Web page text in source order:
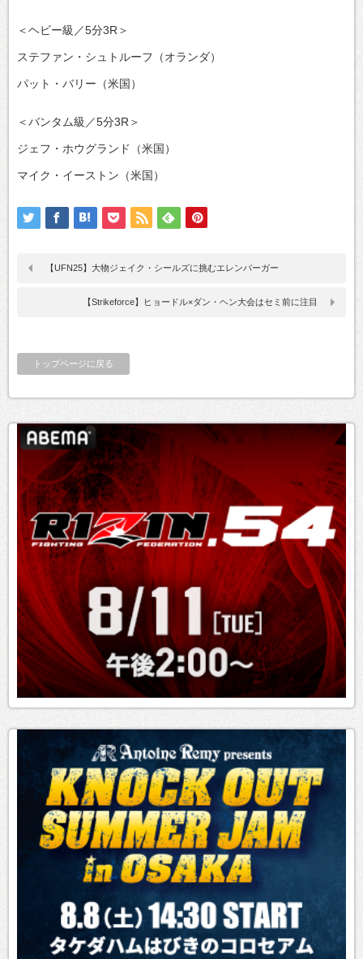
＜ヘビー級／5分3R＞
ステファン・シュトルーフ（オランダ）
パット・バリー（米国）
＜バンタム級／5分3R＞
ジェフ・ホウグランド（米国）
マイク・イーストン（米国）
【UFN25】大物ジェイク・シールズに挑むエレンバーガー
【Strikeforce】ヒョードル×ダン・ヘン大会はセミ前に注目
トップページに戻る